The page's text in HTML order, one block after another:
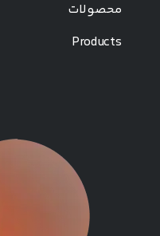
محصولات
Products